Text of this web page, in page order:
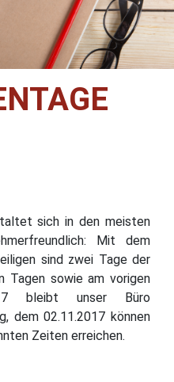
sich in den meisten
Mit dem
sind zwei Tage der
Tagen sowie am vorigen
bleibt unser Büro
dem 02.11.2017 können
Zeiten erreichen.